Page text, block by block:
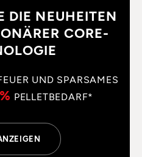
DIE NEUHEITEN
CORE-
UND SPARSAMES
PELLETBEDARF*